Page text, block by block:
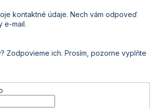
kontaktné údaje. Nech vám odpoveď
e-mail.
Zodpovieme ich. Prosím, pozorne vyplňte